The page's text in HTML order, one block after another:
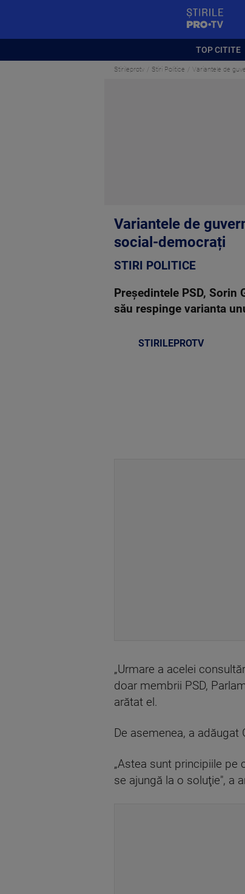
TOP CITITE
Stirileprotv Stiri Politice Variantele de
Variantele de
social-democrați
STIRI POLITICE
Preşedintele PSD,
său respinge varianta
STIRILEPROTV
„Urmare a acelei
doar membrii PSD,
arătat el.
De asemenea, a
„Astea sunt principiile pe
se ajungă la o soluţie", a